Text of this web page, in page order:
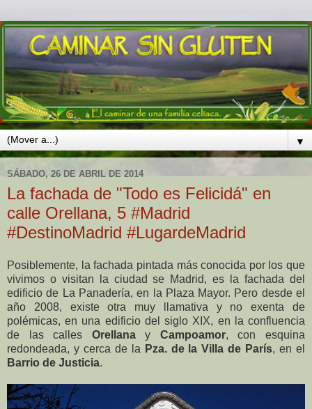
▼
SÁBADO, 26 DE ABRIL DE 2014
La fachada de "Todo es Felicidá" en
calle Orellana, 5 #Madrid
#DestinoMadrid #LugardeMadrid
Posiblemente, la fachada pintada más conocida por los que
vivimos o visitan la ciudad se Madrid, es la fachada del
edificio de La Panadería, en la Plaza Mayor. Pero desde el
año 2008, existe otra muy llamativa y no exenta de
polémicas, en una edificio del siglo XIX, en la confluencia
de las calles Orellanay Campoamor, con esquina
redondeada, y cerca de la Pza. de la Villa de París, en el
Barrio de Justicia.